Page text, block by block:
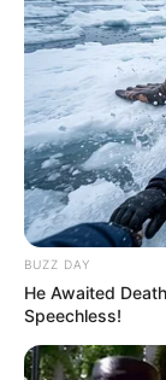
BUZZ DAY
He Awaited
Speechless!